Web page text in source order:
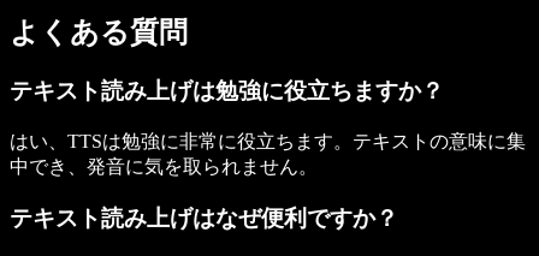
よくある質問
テキスト読み上げは勉強に役立ちますか？
はい、TTSは勉強に非常に役立ちます。テキストの意味に集
中でき、発音に気を取られません。
テキスト読み上げはなぜ便利ですか？